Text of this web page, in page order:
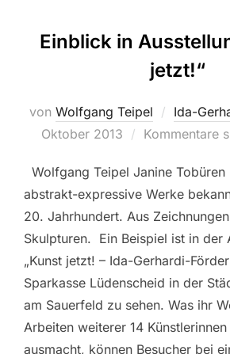
Einblick in
jetzt!“
von Wolfgang Teipel Ida-
Oktober 2013
Kommentare
Wolfgang Teipel Janine
abstrakt-expressive Werke
20. Jahrhundert. Aus
Skulpturen. Ein Beispiel ist in der
„Kunst jetzt! – Ida-Gerhardi-
Sparkasse Lüdenscheid in der
am Sauerfeld zu sehen. Was ihr
Arbeiten weiterer 14
ausmacht, können Besucher bei